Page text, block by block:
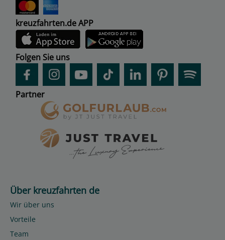
kreuzfahrten.de APP
Folgen Sie uns
Partner
Über kreuzfahrten de
Wir über uns
Vorteile
Team